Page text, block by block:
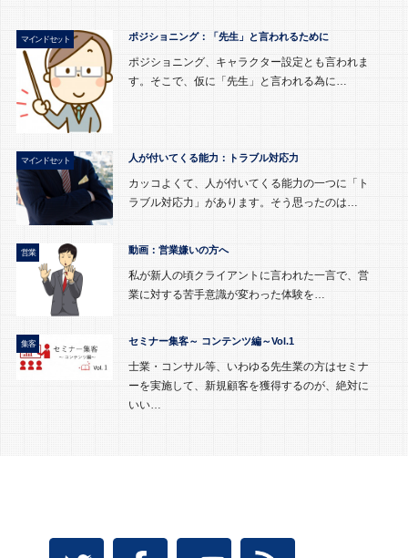
マインドセット ポジショニング：「先生」と言われるために
ポジショニング、キャラクター設定とも言われま
す。そこで、仮に「先生」と言われる為に…
マインドセット 人が付いてくる能力：トラブル対応力
カッコよくて、人が付いてくる能力の一つに「ト
ラブル対応力」があります。そう思ったのは…
営業 動画：営業嫌いの方へ
私が新人の頃クライアントに言われた一言で、営
業に対する苦手意識が変わった体験を…
集客 セミナー集客～ コンテンツ編～Vol.1
士業・コンサル等、いわゆる先生業の方はセミナ
ーを実施して、新規顧客を獲得するのが、絶対に
いい…